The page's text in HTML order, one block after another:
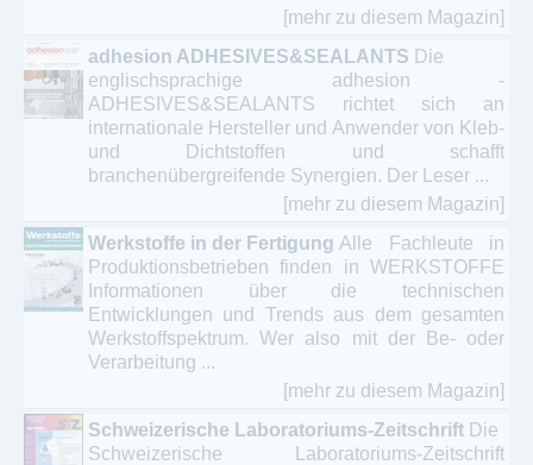
[mehr zu diesem Magazin]
adhesion ADHESIVES&SEALANTS Die
englischsprachige adhesion -
ADHESIVES&SEALANTS richtet sich an
internationale Hersteller und Anwender von Kleb-
und Dichtstoffen und schafft
branchenübergreifende Synergien. Der Leser ...
[mehr zu diesem Magazin]
Werkstoffe in der Fertigung Alle Fachleute in
Produktionsbetrieben finden in WERKSTOFFE
Informationen über die technischen
Entwicklungen und Trends aus dem gesamten
Werkstoffspektrum. Wer also mit der Be- oder
Verarbeitung ...
[mehr zu diesem Magazin]
Schweizerische Laboratoriums-Zeitschrift Die
Schweizerische Laboratoriums-Zeitschrift